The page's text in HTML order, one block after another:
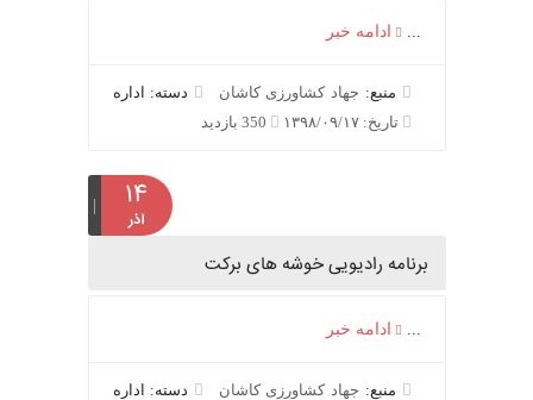
ادامه خبر
منبع:جهاد کشاورزی کاشان
دسته: اداره
تاریخ: ۱۳۹۸/۰۹/۱۷
350 بازدید
۱۴
برنامه رادیویی خوشه های برکت
ادامه خبر
منبع:جهاد کشاورزی کاشان
دسته: اداره